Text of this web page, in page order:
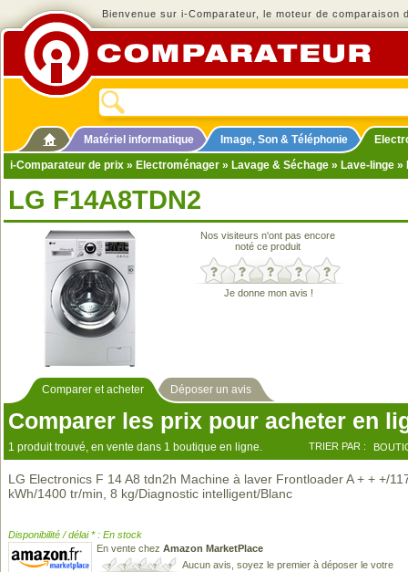
Bienvenue sur i-Comparateur, le moteur de comparaison
Matériel informatique Image, Son & Téléphonie
i-Comparateur de prix » Electroménager » Lavage & Séchage » Lave-linge »
LG F14A8TDN2
Nos visiteurs n'ont pas encore
noté ce produit
Je donne mon avis !
Comparer et acheter Déposer un avis
Comparer les prix pour acheter en
1 produit trouvé, en vente dans 1 boutique en ligne. TRIER PAR :
LG Electronics F 14 A8 tdn2h Machine à laver Frontloader A + + +/
kWh/1400 tr/min, 8 kg/Diagnostic intelligent/Blanc
Disponibilité / délai * : En stock
En vente chez Amazon MarketPlace
Aucun avis, soyez le premier à déposer le votre